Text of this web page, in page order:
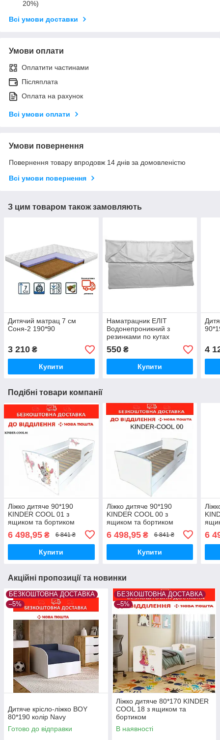
20%)
Всі умови доставки
Умови оплати
Оплатити частинами
Післяплата
Оплата на рахунок
Всі умови оплати
Умови повернення
Повернення товару впродовж 14 днів за домовленістю
Всі умови повернення
З цим товаром також замовляють
Дитячий матрац 7 см
Соня-2 190*90
3 210 ₴
Купити
Наматрацник ЕЛІТ
Водонепроникний з
резинками по кутах
550₴
Купити
4
Подібні товари компанії
Ліжко дитяче 90*190
KINDER COOL 01 з
ящиком та бортиком
6 498,95 ₴ 6 841 ₴
Купити
Ліжко дитяче 90*190
KINDER COOL 00 з
ящиком та бортиком
6 498,95₴ 6 841 ₴
Купити
6
Акційні пропозиції та новинки
БЕЗКОШТОВНА ДОСТАВКА
–5%
Дитяче крісло-ліжко BOY
80*190 колір Navy
Готово до відправки
БЕЗКОШТОВНА ДОСТАВКА
–5%
Ліжко дитяче 80*170 KINDER
COOL 18 з ящиком та
бортиком
В наявності